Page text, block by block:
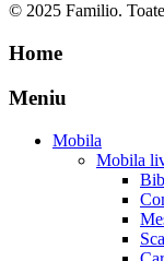
© 2025 Familio.
Home
Meniu
Mobila
Mobila